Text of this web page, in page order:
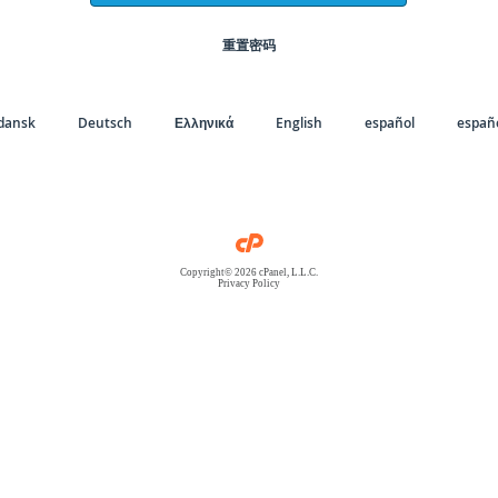
重置密码
Deutsch Ελληνικά English español
Copyright© 2026 cPanel, L.L.C.
Privacy Policy